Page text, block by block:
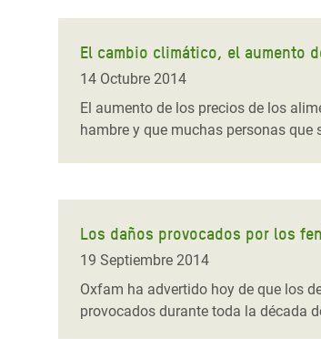
El cambio climático, el aumento
14 Octubre 2014
El aumento de los precios de los
hambre y que muchas personas
Los daños provocados por los
19 Septiembre 2014
Oxfam ha advertido hoy de que los
provocados durante toda la década